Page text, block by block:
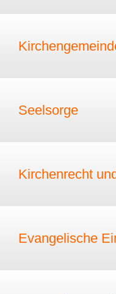
Seelsorge
Kirchenrecht
Evangelische